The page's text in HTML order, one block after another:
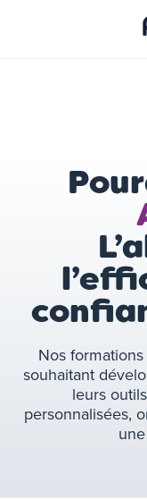
Nos
souhaitant
leurs
personnalisées,